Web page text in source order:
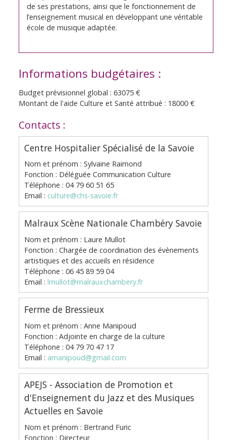
de ses prestations, ainsi que le fonctionnement de
l’enseignement musical en développant une véritable
école de musique adaptée.
Informations budgétaires :
Budget prévisionnel global : 63075 €
Montant de l'aide Culture et Santé attribué : 18000 €
Contacts :
Centre Hospitalier Spécialisé de la Savoie
Nom et prénom : Sylvaine Raimond
Fonction : Déléguée Communication Culture
Téléphone : 04 79 60 51 65
Email : culture@chs-savoie.fr
Malraux Scène Nationale Chambéry Savoie
Nom et prénom : Laure Mullot
Fonction : Chargée de coordination des évènements
artistiques et des accueils en résidence
Téléphone : 06 45 89 59 04
Email : lmullot@malrauxchambery.fr
Ferme de Bressieux
Nom et prénom : Anne Manipoud
Fonction : Adjointe en charge de la culture
Téléphone : 04 79 70 47 17
Email : amanipoud@gmail.com
APEJS - Association de Promotion et
d'Enseignement du Jazz et des Musiques
Actuelles en Savoie
Nom et prénom : Bertrand Furic
Fonction : Directeur